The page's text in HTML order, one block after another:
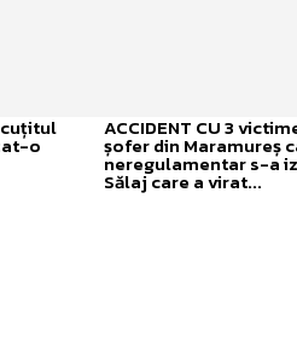
o
ACCIDENT CU 3
șofer din Maramureș
neregulamentar s-a
Sălaj care a virat...